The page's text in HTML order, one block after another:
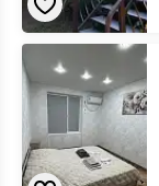
3х-
комнатная
квартира
Агрба
на
карте